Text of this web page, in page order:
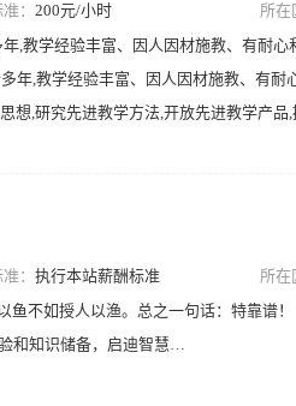
： 200元/小时 所在
,教学经验丰富、因人因材施教、有耐心
年,教学经验丰富、因人因材施教、有
想,研究先进教学方法,开放先进教学产
： 执行本站薪酬标准 所在
不如授人以渔。总之一句话：特靠谱！
和知识储备，启迪智慧…